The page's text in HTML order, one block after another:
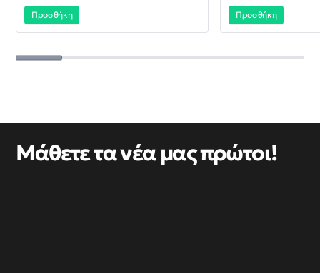
Προσθήκη Προσθήκη
Μάθετε τα νέα μας πρώτοι!